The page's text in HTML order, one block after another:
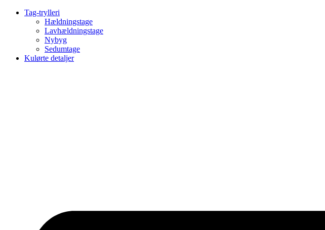
VidereTag-trylleri
Hældningstage
Lavhældningstage
Nybyg
Sedumtage
Kulørte detaljer